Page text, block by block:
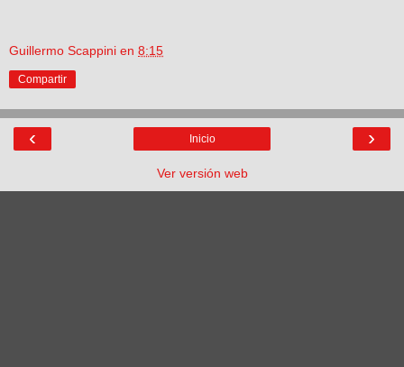
Guillermo Scappini en 8:15
Compartir
‹ ›
Inicio
Ver versión web